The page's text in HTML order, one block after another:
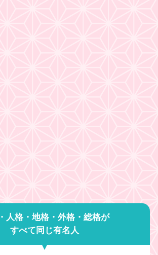
人格・地格・外格・総格が
すべて同じ有名人